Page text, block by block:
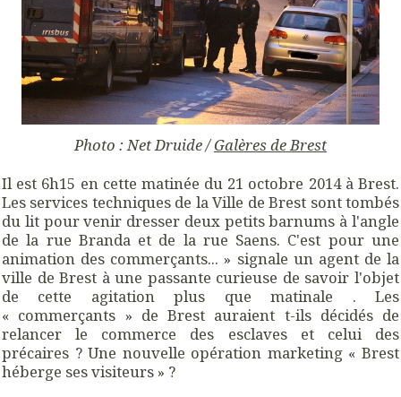
Photo : Net Druide /Galères de Brest
Il est 6h15 en cette matinée du 21 octobre 2014 à Brest.
Les services techniques de la Ville de Brest sont tombés
du lit pour venir dresser deux petits barnums à l'angle
de la rue Branda et de la rue Saens. C'est pour une
animation des commerçants... » signale un agent de la
ville de Brest à une passante curieuse de savoir l'objet
de cette agitation plus que matinale . Les
« commerçants » de Brest auraient t-ils décidés de
relancer le commerce des esclaves et celui des
précaires ? Une nouvelle opération marketing « Brest
héberge ses visiteurs » ?